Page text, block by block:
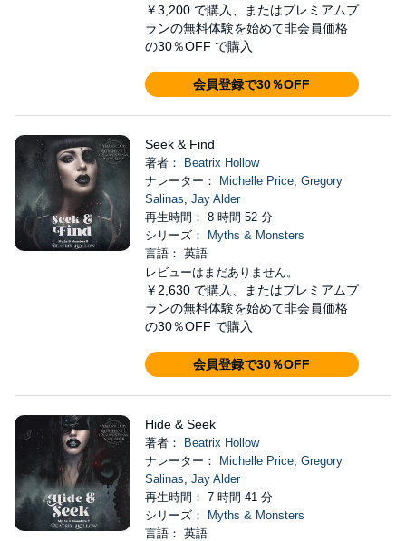
￥3,200 で購入、またはプレミアムプ
ランの無料体験を始めて非会員価格
の30％OFF で購入
会員登録で30％OFF
Seek & Find
著者：
Beatrix Hollow
ナレーター：
Michelle Price, Gregory
Salinas, Jay Alder
再生時間： 8 時間 52 分
シリーズ：
Myths & Monsters
言語： 英語
レビューはまだありません。
￥2,630 で購入、またはプレミアムプ
ランの無料体験を始めて非会員価格
の30％OFF で購入
会員登録で30％OFF
Hide & Seek
著者：
Beatrix Hollow
ナレーター：
Michelle Price, Gregory
Salinas, Jay Alder
再生時間： 7 時間 41 分
シリーズ：
Myths & Monsters
言語： 英語